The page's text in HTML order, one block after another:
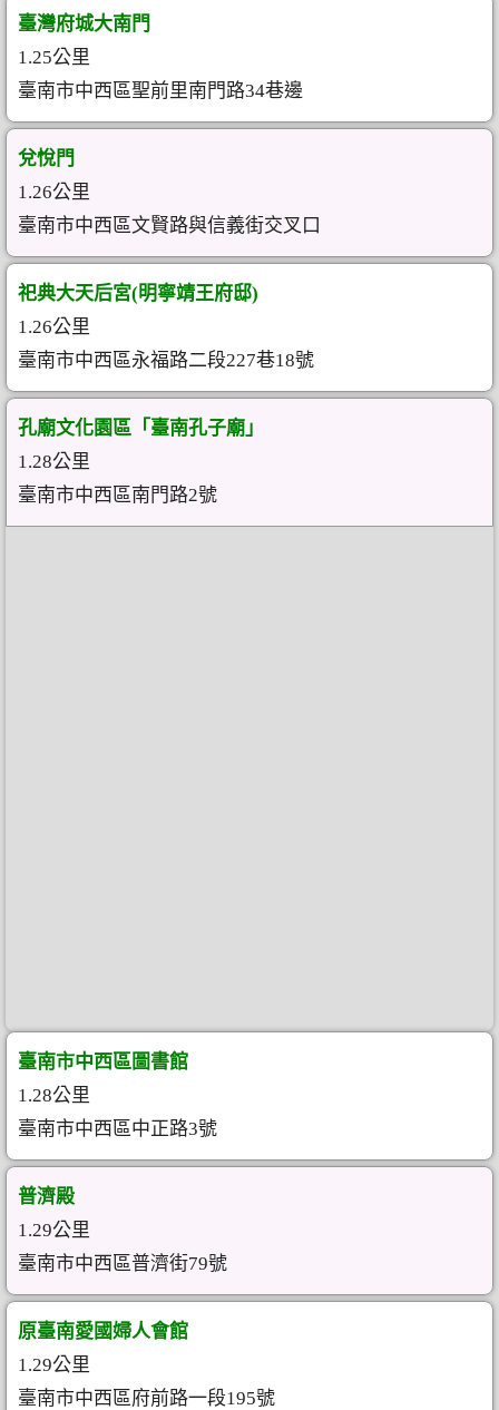
臺灣府城大南門
1.25公里
臺南市中西區聖前里南門路34巷邊
兌悅門
1.26公里
臺南市中西區文賢路與信義街交叉口
祀典大天后宮(明寧靖王府邸)
1.26公里
臺南市中西區永福路二段227巷18號
孔廟文化園區「臺南孔子廟」
1.28公里
臺南市中西區南門路2號
臺南市中西區圖書館
1.28公里
臺南市中西區中正路3號
普濟殿
1.29公里
臺南市中西區普濟街79號
原臺南愛國婦人會館
1.29公里
臺南市中西區府前路一段195號